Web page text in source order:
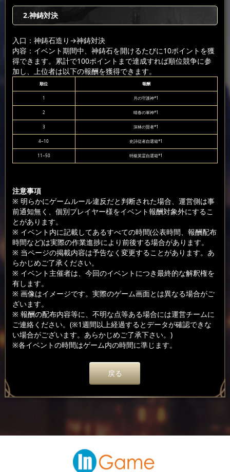
2.神鋳対決
入口：神鋳石造り →神鋳対決
内容：イベント期間中、神鋳石を開けるたびに10ポイントを獲
得できます。累計で100ポイントまで達成すれば順位競争に参
加し、上位者は以下の報酬を獲得できます。
順位 報酬
1 月の守護神*1
2 晴春の軍神*1
3 深林の賢者*1
4~10 史詩従者自選箱*1
11~50 特級英霊自選箱*1
注意事項
※ 明らかにゲームルール違反だと判断された場合、運営側は事
前通知無く、個別プレイヤー様をイベント報酬対象外にするこ
とがあります。
※ イベント内に記載してあるすべての時間(公表時間、報酬配布
時間など)は実際の作業進捗により前後する場合があります。
※ 当ページの掲載内容は予告なく変更することがあります。あ
らかじめご了承ください。
※ イベント主催者は、今回のイベントにつき最終的な解釈権を
有します。
※ 画像はイメージです。実際のゲーム画面とは異なる場合がご
ざいます。
※ 報酬の配布内容等に、不明な点等ある場合には運営チームに
ご連絡ください。(※1週間以上経過するとデータが確認できな
い場合がございます。あらかじめご了承下さい。)
※各イベントの時間はゲーム内の時間に準じます。
戻る